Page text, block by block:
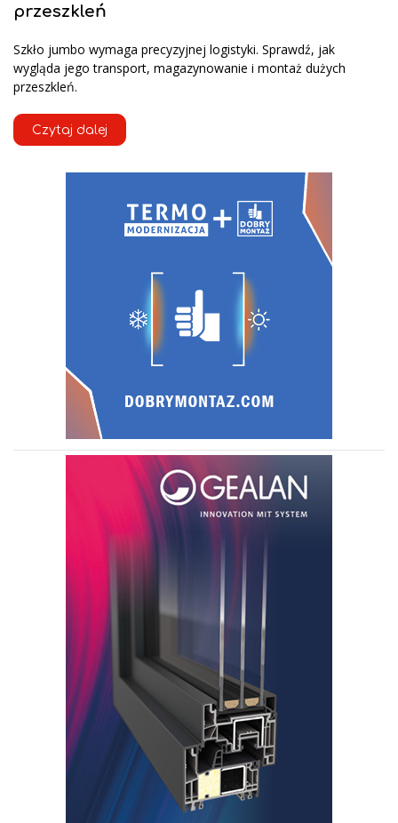
przeszkleń
Szkło jumbo wymaga precyzyjnej logistyki. Sprawdź, jak
wygląda jego transport, magazynowanie i montaż dużych
przeszkleń.
Czytaj dalej